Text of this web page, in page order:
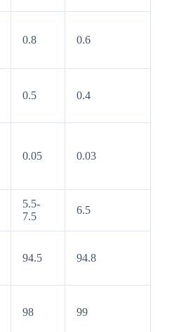
0.8 0.6
0.5 0.4
0.05 0.03
5.5-
7.5
6.5
94.5 94.8
98 99